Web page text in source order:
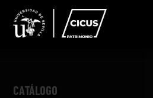
CATÁLOGO